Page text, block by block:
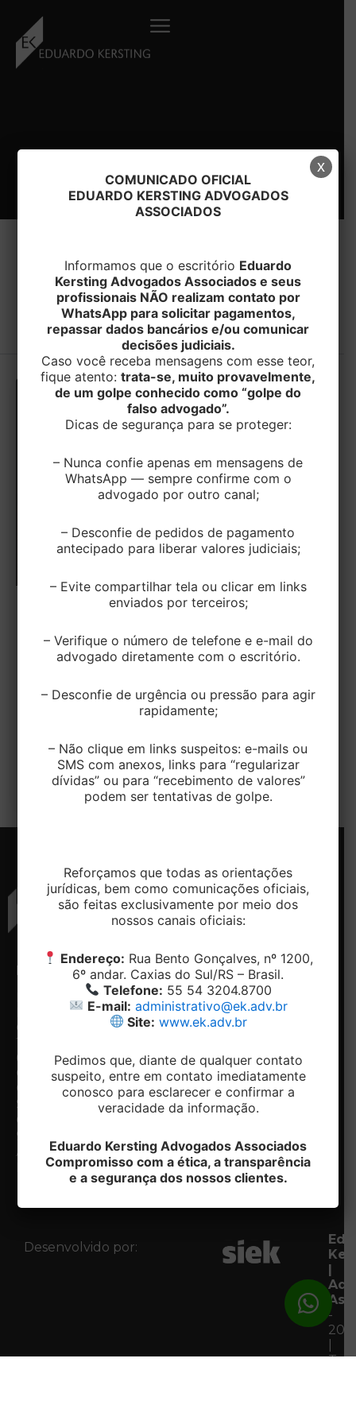
conteúdo
#E
Lei complementar nº 225/2026: o que
as empresas precisam saber sobre o
4 de março de 2026
2026, instituiu o Código de Defesa do Contribuinte
e passou […]
ENDEREÇO
Gonçalves,
1200, 5º e
6º andar -
Centro.
Caxias do
Sul/RS
CEP:
95020-412
Acessar
Mapa
CONTATO
Telefone:
+ 55 54-
3204.8700
contato@ek.adv.br
NAVEGAÇÃO
Home
Conheça
o
Nossos
diferenciais
Especialidades
Notícias
o DPO
REDES
SOCIAIS
Facebook
-
Desenvolvido por:
COMUNICADO OFICIAL
EDUARDO KERSTING ADVOGADOS
ASSOCIADOS
Informamos que o escritório Eduardo
Kersting Advogados Associados e seus
profissionais NÃO realizam contato por
WhatsApp para solicitar pagamentos,
repassar dados bancários e/ou comunicar
decisões judiciais.
Caso você receba mensagens com esse teor,
fique atento: trata-se, muito provavelmente,
de um golpe conhecido como “golpe do
falso advogado”.
Dicas de segurança para se proteger:
– Nunca confie apenas em mensagens de
WhatsApp — sempre confirme com o
advogado por outro canal;
– Desconfie de pedidos de pagamento
antecipado para liberar valores judiciais;
– Evite compartilhar tela ou clicar em links
enviados por terceiros;
– Verifique o número de telefone e e-mail do
advogado diretamente com o escritório.
– Desconfie de urgência ou pressão para agir
rapidamente;
– Não clique em links suspeitos: e-mails ou
SMS com anexos, links para “regularizar
dívidas” ou para “recebimento de valores”
podem ser tentativas de golpe.
Reforçamos que todas as orientações
jurídicas, bem como comunicações oficiais,
são feitas exclusivamente por meio dos
nossos canais oficiais:
Endereço: Rua Bento Gonçalves, nº 1200,
6º andar. Caxias do Sul/RS – Brasil.
Telefone: 55 54 3204.8700
E-mail: administrativo@ek.adv.br
Site: www.ek.adv.br
Pedimos que, diante de qualquer contato
suspeito, entre em contato imediatamente
conosco para esclarecer e confirmar a
veracidade da informação.
Eduardo Kersting Advogados Associados
Compromisso com a ética, a transparência
e a segurança dos nossos clientes.
x